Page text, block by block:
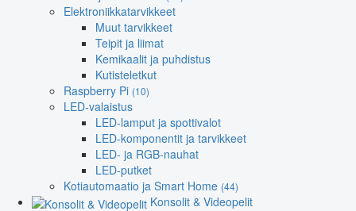
Elektroniikkatarvikkeet
Muut tarvikkeet
Teipit ja liimat
Kemikaalit ja puhdistus
Kutisteletkut
Raspberry Pi (10)
LED-valaistus
LED-lamput ja spottivalot
LED-komponentit ja tarvikkeet
LED- ja RGB-nauhat
LED-putket
Kotiautomaatio ja Smart Home (44)
Konsolit & Videopelit